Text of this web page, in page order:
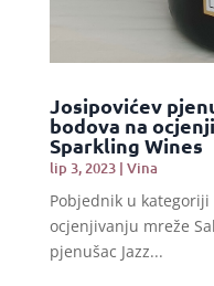
Josipovićev
bodova na
Sparkling Wines
lip 3, 2023| Vina
Pobjednik u
ocjenjivanju mreže
pjenušac Jazz...